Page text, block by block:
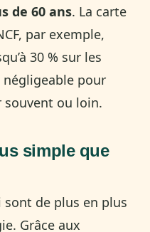
de 60 ans. La carte
par exemple,
30 % sur les
pour
souvent ou loin.
simple que
sont de plus en plus
Grâce aux